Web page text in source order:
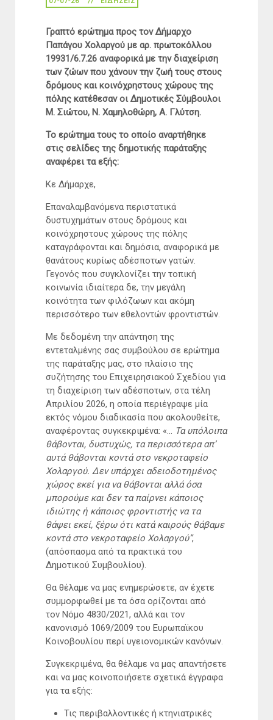
Γραπτό ερώτημα προς τον Δήμαρχο
Παπάγου Χολαργού με αρ. πρωτοκόλλου
19931/6.7.26 αναφορικά με την διαχείριση
των ζώων που χάνουν την ζωή τους στους
δρόμους και κοινόχρηστους χώρους της
πόλης κατέθεσαν οι Δημοτικές Σύμβουλοι
Μ. Σιώτου, Ν. Χαμηλοθώρη, Α. Γλύτση.
Το ερώτημα τους το οποίο αναρτήθηκε
στις σελίδες της δημοτικής παράταξης
αναφέρει τα εξής:
Κε Δήμαρχε,
Επαναλαμβανόμενα περιστατικά
δυστυχημάτων στους δρόμους και
κοινόχρηστους χώρους της πόλης
καταγράφονται και δημόσια, αναφορικά με
θανάτους κυρίως αδέσποτων γατών.
Γεγονός που συγκλονίζει την τοπική
κοινωνία ιδιαίτερα δε, την μεγάλη
κοινότητα των φιλόζωων και ακόμη
περισσότερο των εθελοντών φροντιστών.
Με δεδομένη την απάντηση της
εντεταλμένης σας συμβούλου σε ερώτημα
της παράταξης μας, στο πλαίσιο της
συζήτησης του Επιχειρησιακού Σχεδίου για
τη διαχείριση των αδέσποτων, στα τέλη
Απριλίου 2026, η οποία περιέγραψε μία
εκτός νόμου διαδικασία που ακολουθείτε,
αναφέροντας συγκεκριμένα: «… Τα υπόλοιπα
θάβονται, δυστυχώς, τα περισσότερα απ’
αυτά θάβονται κοντά στο νεκροταφείο
Χολαργού. Δεν υπάρχει αδειοδοτημένος
χώρος εκεί για να θάβονται αλλά όσα
μπορούμε και δεν τα παίρνει κάποιος
ιδιώτης ή κάποιος φροντιστής να τα
θάψει εκεί, ξέρω ότι κατά καιρούς θάβαμε
κοντά στο νεκροταφείο Χολαργού”,
(απόσπασμα από τα πρακτικά του
Δημοτικού Συμβουλίου).
Θα θέλαμε να μας ενημερώσετε, αν έχετε
συμμορφωθεί με τα όσα ορίζονται από
τον Νόμο 4830/2021, αλλά και τον
κανονισμό 1069/2009 του Ευρωπαϊκου
Κοινοβουλίου περί υγειονομικών κανόνων.
Συγκεκριμένα, θα θέλαμε να μας απαντήσετε
και να μας κοινοποιήσετε σχετικά έγγραφα
για τα εξής:
Τις περιβαλλοντικές ή κτηνιατρικές